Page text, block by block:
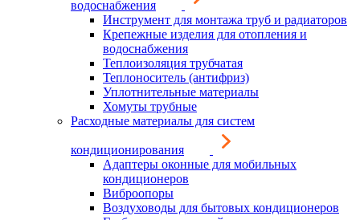
водоснабжения
Инструмент для монтажа труб и радиаторов
Крепежные изделия для отопления и
водоснабжения
Теплоизоляция трубчатая
Теплоноситель (антифриз)
Уплотнительные материалы
Хомуты трубные
Расходные материалы для систем
кондиционирования
Адаптеры оконные для мобильных
кондиционеров
Виброопоры
Воздуховоды для бытовых кондиционеров